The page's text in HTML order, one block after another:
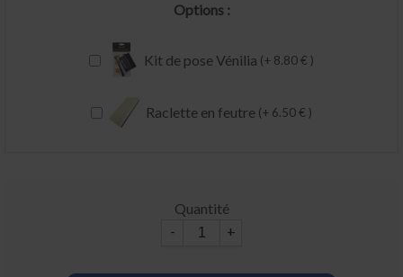
Options :
Kit de pose Vénilia (+ 8.80 € )
Raclette en feutre (+ 6.50 € )
Quantité
-
+